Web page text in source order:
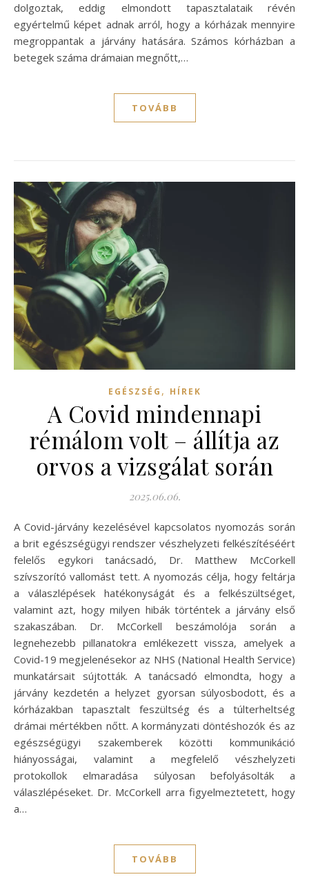
dolgoztak, eddig elmondott tapasztalataik révén
egyértelmű képet adnak arról, hogy a kórházak mennyire
megroppantak a járvány hatására. Számos kórházban a
betegek száma drámaian megnőtt,…
TOVÁBB
EGÉSZSÉG , HÍREK
A Covid mindennapi
rémálom volt – állítja az
orvos a vizsgálat során
2025.06.06.
A Covid-járvány kezelésével kapcsolatos nyomozás során
a brit egészségügyi rendszer vészhelyzeti felkészítéséért
felelős egykori tanácsadó, Dr. Matthew McCorkell
szívszorító vallomást tett. A nyomozás célja, hogy feltárja
a válaszlépések hatékonyságát és a felkészültséget,
valamint azt, hogy milyen hibák történtek a járvány első
szakaszában. Dr. McCorkell beszámolója során a
legnehezebb pillanatokra emlékezett vissza, amelyek a
Covid-19 megjelenésekor az NHS (National Health Service)
munkatársait sújtották. A tanácsadó elmondta, hogy a
járvány kezdetén a helyzet gyorsan súlyosbodott, és a
kórházakban tapasztalt feszültség és a túlterheltség
drámai mértékben nőtt. A kormányzati döntéshozók és az
egészségügyi szakemberek közötti kommunikáció
hiányosságai, valamint a megfelelő vészhelyzeti
protokollok elmaradása súlyosan befolyásolták a
válaszlépéseket. Dr. McCorkell arra figyelmeztetett, hogy
a…
TOVÁBB